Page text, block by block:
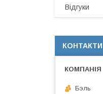
Відгуки
КОНТАКТИ
Бэль